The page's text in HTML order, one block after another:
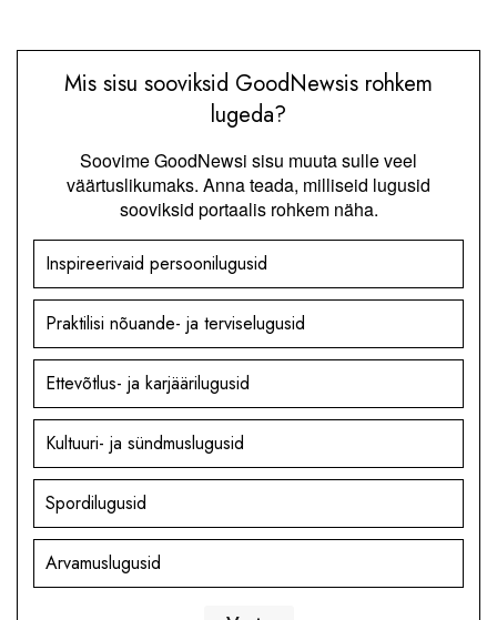
Mis sisu sooviksid GoodNewsis rohkem
lugeda?
Soovime GoodNewsi sisu muuta sulle veel
väärtuslikumaks. Anna teada, milliseid lugusid
sooviksid portaalis rohkem näha.
Inspireerivaid persoonilugusid
Praktilisi nõuande- ja terviselugusid
Ettevõtlus- ja karjäärilugusid
Kultuuri- ja sündmuslugusid
Spordilugusid
Arvamuslugusid